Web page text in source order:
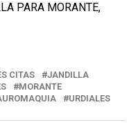
PARA MORANTE,
CITAS
JANDILLA
MORANTE
URDIALES